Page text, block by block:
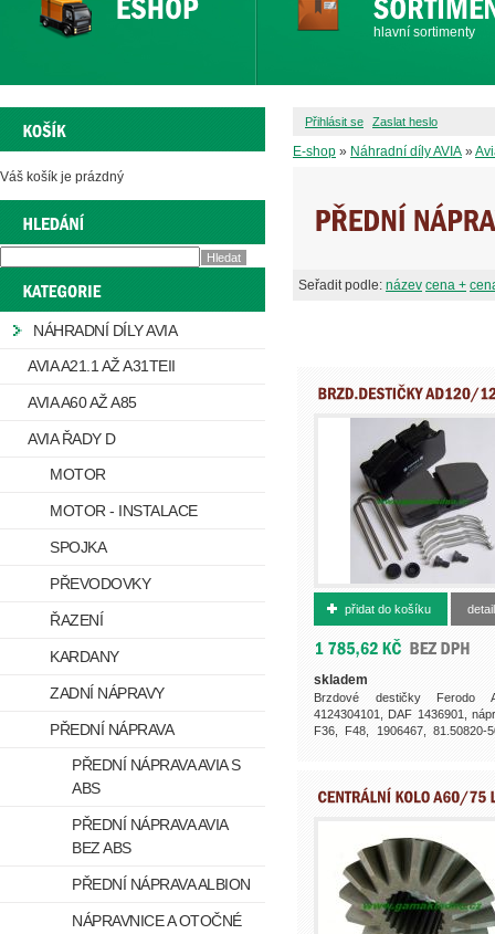
hlavní sortimenty
Přihlásit se Zaslat heslo
E-shop » Náhradní díly AVIA »
Seřadit podle: název cena +
4124304101
přidat do košíku detail
skladem
Brzdové destičky Ferodo
4124304101, DAF 1436901,
F36, F48, 1906467, 81.50820-
Váš košík je prázdný
NÁHRADNÍ DÍLY AVIA
AVIA A21.1 AŽ A31TEII
AVIA A60 AŽ A85
AVIA ŘADY D
MOTOR
MOTOR - INSTALACE
SPOJKA
PŘEVODOVKY
ŘAZENÍ
KARDANY
ZADNÍ NÁPRAVY
PŘEDNÍ NÁPRAVA
PŘEDNÍ NÁPRAVA AVIA S
ABS
PŘEDNÍ NÁPRAVA AVIA
BEZ ABS
PŘEDNÍ NÁPRAVA ALBION
NÁPRAVNICE A OTOČNÉ